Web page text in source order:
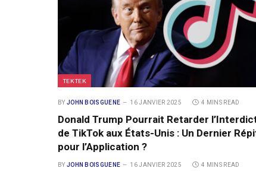
TEKTEK
BY JOHN BOISGUENE 16 JANVIER 2025 4 MINS READ
Donald Trump Pourrait Retarder
de TikTok aux États-Unis : Un Dernier
pour l’Application ?
BY JOHN BOISGUENE 16 JANVIER 2025 4 MINS READ